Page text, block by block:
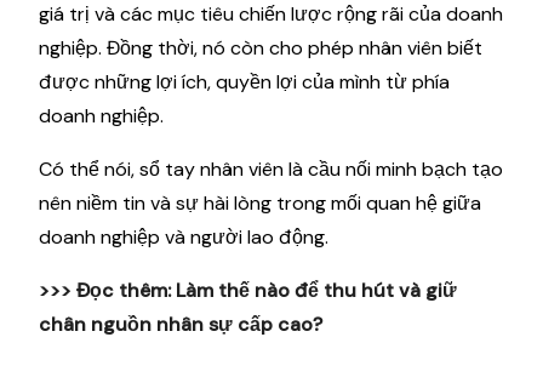
giá trị và các mục tiêu chiến lược rộng rãi của doanh
nghiệp. Đồng thời, nó còn cho phép nhân viên biết
được những lợi ích, quyền lợi của mình từ phía
doanh nghiệp.
Có thể nói, sổ tay nhân viên là cầu nối minh bạch tạo
nên niềm tin và sự hài lòng trong mối quan hệ giữa
doanh nghiệp và người lao động.
>>> Đọc thêm:Làm thế nào để thu hút và giữ
chân nguồn nhân sự cấp cao?